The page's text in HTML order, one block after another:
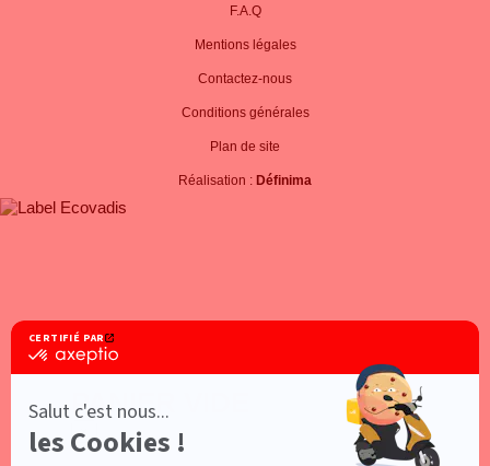
F.A.Q
Mentions légales
Contactez-nous
Conditions générales
Plan de site
Réalisation : Définima
PANIER VIDE
×